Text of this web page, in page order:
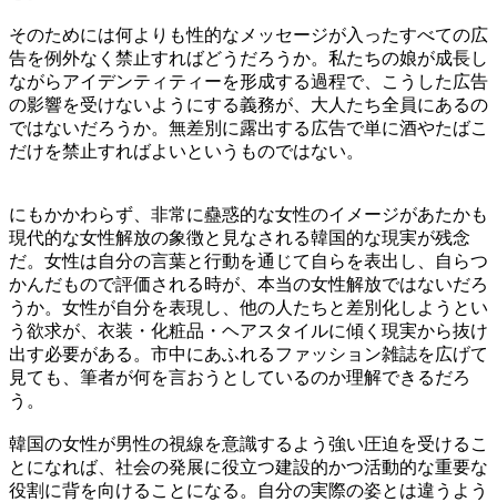
そのためには何よりも性的なメッセージが入ったすべての広
告を例外なく禁止すればどうだろうか。私たちの娘が成長し
ながらアイデンティティーを形成する過程で、こうした広告
の影響を受けないようにする義務が、大人たち全員にあるの
ではないだろうか。無差別に露出する広告で単に酒やたばこ
だけを禁止すればよいというものではない。
にもかかわらず、非常に蠱惑的な女性のイメージがあたかも
現代的な女性解放の象徴と見なされる韓国的な現実が残念
だ。女性は自分の言葉と行動を通じて自らを表出し、自らつ
かんだもので評価される時が、本当の女性解放ではないだろ
うか。女性が自分を表現し、他の人たちと差別化しようとい
う欲求が、衣装・化粧品・ヘアスタイルに傾く現実から抜け
出す必要がある。市中にあふれるファッション雑誌を広げて
見ても、筆者が何を言おうとしているのか理解できるだろ
う。
韓国の女性が男性の視線を意識するよう強い圧迫を受けるこ
とになれば、社会の発展に役立つ建設的かつ活動的な重要な
役割に背を向けることになる。自分の実際の姿とは違うよう